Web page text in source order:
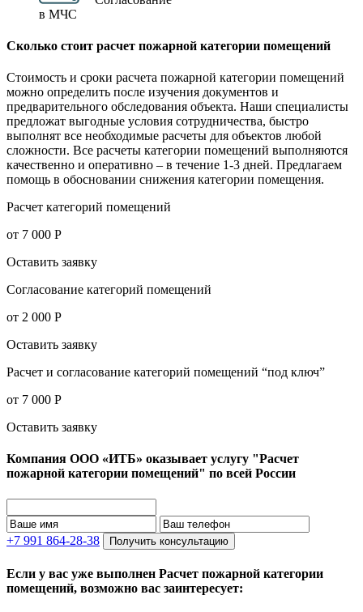
в МЧС
Сколько стоит расчет пожарной категории помещений
Стоимость и сроки расчета пожарной категории помещений
можно определить после изучения документов и
предварительного обследования объекта. Наши специалисты
предложат выгодные условия сотрудничества, быстро
выполнят все необходимые расчеты для объектов любой
сложности. Все расчеты категории помещений выполняются
качественно и оперативно – в течение 1-3 дней. Предлагаем
помощь в обосновании снижения категории помещения.
Расчет категорий помещений
от 7 000 Р
Оставить заявку
Согласование категорий помещений
от 2 000 Р
Оставить заявку
Расчет и согласование категорий помещений “под ключ”
от 7 000 Р
Оставить заявку
Компания ООО «ИТБ» оказывает услугу "Расчет
пожарной категории помещений" по всей России
+7 991 864-28-38 Получить консультацию
Если у вас уже выполнен Расчет пожарной категории
помещений, возможно вас заинтересует: